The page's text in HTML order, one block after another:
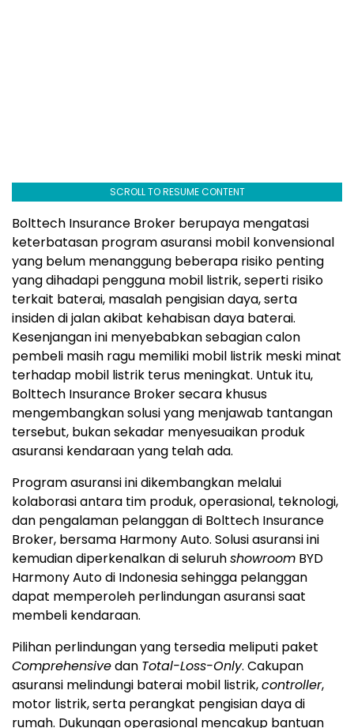
SCROLL TO RESUME CONTENT
Bolttech Insurance Broker berupaya mengatasi
keterbatasan program asuransi mobil konvensional
yang belum menanggung beberapa risiko penting
yang dihadapi pengguna mobil listrik, seperti risiko
terkait baterai, masalah pengisian daya, serta
insiden di jalan akibat kehabisan daya baterai.
Kesenjangan ini menyebabkan sebagian calon
pembeli masih ragu memiliki mobil listrik meski minat
terhadap mobil listrik terus meningkat. Untuk itu,
Bolttech Insurance Broker secara khusus
mengembangkan solusi yang menjawab tantangan
tersebut, bukan sekadar menyesuaikan produk
asuransi kendaraan yang telah ada.
Program asuransi ini dikembangkan melalui
kolaborasi antara tim produk, operasional, teknologi,
dan pengalaman pelanggan di Bolttech Insurance
Broker, bersama Harmony Auto. Solusi asuransi ini
kemudian diperkenalkan di seluruhshowroom BYD
Harmony Auto di Indonesia sehingga pelanggan
dapat memperoleh perlindungan asuransi saat
membeli kendaraan.
Pilihan perlindungan yang tersedia meliputi paket
Comprehensivedan Total-Loss-Only. Cakupan
asuransi melindungi baterai mobil listrik,controller,
motor listrik, serta perangkat pengisian daya di
rumah. Dukungan operasional mencakup bantuan